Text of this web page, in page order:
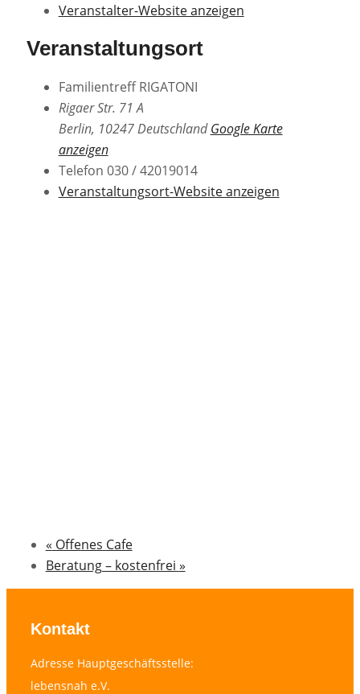
Veranstalter-Website anzeigen
Veranstaltungsort
Familientreff RIGATONI
Rigaer Str. 71 A
Berlin, 10247Deutschland Google Karte
anzeigen
Telefon 030 / 42019014
Veranstaltungsort-Website anzeigen
« Offenes Cafe
Beratung – kostenfrei »
Kontakt
Adresse Hauptgeschäftsstelle:
lebensnah e.V.